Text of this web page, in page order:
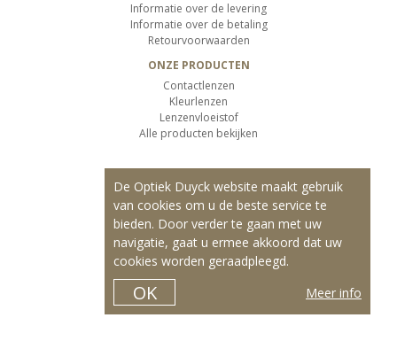
Informatie over de levering
Informatie over de betaling
Retourvoorwaarden
ONZE PRODUCTEN
Contactlenzen
Kleurlenzen
Lenzenvloeistof
Alle producten bekijken
De Optiek Duyck website maakt gebruik
van cookies om u de beste service te
bieden. Door verder te gaan met uw
navigatie, gaat u ermee akkoord dat uw
cookies worden geraadpleegd.
Meer info
OK